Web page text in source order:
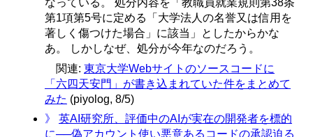
なっている。 処分内容を「教職員就業規則第38条
第1項第5号に定める「大学法人の名誉又は信用を
著しく傷つけた場合」に該当」としたからかな
あ。 しかしなぜ、処分が今年なのだろう。
関連: 東京大学Webサイトのソースコードに
「六四天安門」が書き込まれていた件をまとめて
みた (piyolog, 8/5)
》
英AI研究所、評価中のAIが実在の開発者を標的
に──偽アカウント使い悪意あるコードの承認迫る